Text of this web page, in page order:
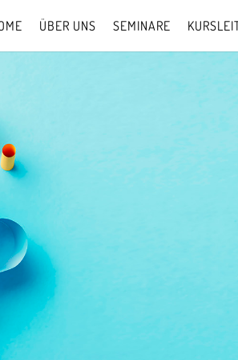
ÜBER UNS SEMINARE